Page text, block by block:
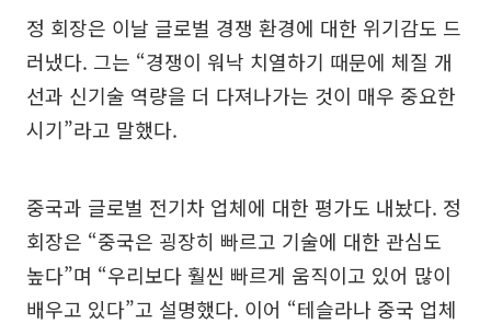
정 회장은 이날 글로벌 경쟁 환경에 대한 위기감도 드
러냈다. 그는 “경쟁이 워낙 치열하기 때문에 체질 개
선과 신기술 역량을 더 다져나가는 것이 매우 중요한
시기”라고 말했다.
중국과 글로벌 전기차 업체에 대한 평가도 내놨다. 정
회장은 “중국은 굉장히 빠르고 기술에 대한 관심도
높다”며 “우리보다 훨씬 빠르게 움직이고 있어 많이
배우고 있다”고 설명했다. 이어 “테슬라나 중국 업체